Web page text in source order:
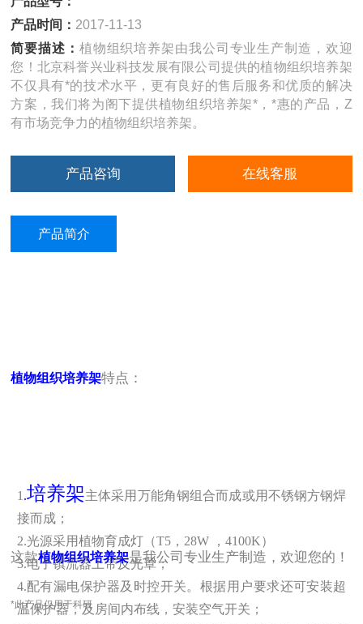
产品时间： 2017-11-13
简要描述： 植物组织培养架由我公司专业生产制造，欢迎
您！北京科誉兴业科技发展有限公司提供的植物组织培养架
不仅具有*的技术水平，更有良好的售后服务和优质的解决
方案，我们将为阁下提供植物组织培养架*，*惠的产品，Z
有市场竞争力的植物组织培养架。
产品咨询 在线客服
产品简介
植物组织培养架特点：
1.培养架主体采用万能角钢组合而成或用不锈钢方钢焊
接而成；
2.光源采用植物育成灯（T5，28W ，4100K）
3.电子镇流器上带反光罩；
4.配有漏电保护器及时控开关。根据用户要求还可安装超
温保护器，及房间内布线，安装空气开关；
这款植物组织培养架是我公司专业生产制造，欢迎您的！
*此产品仅用于科研